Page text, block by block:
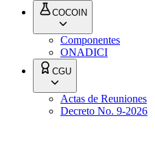
COCOIN
Componentes
ONADICI
CGU
Actas de Reuniones
Decreto No. 9-2026